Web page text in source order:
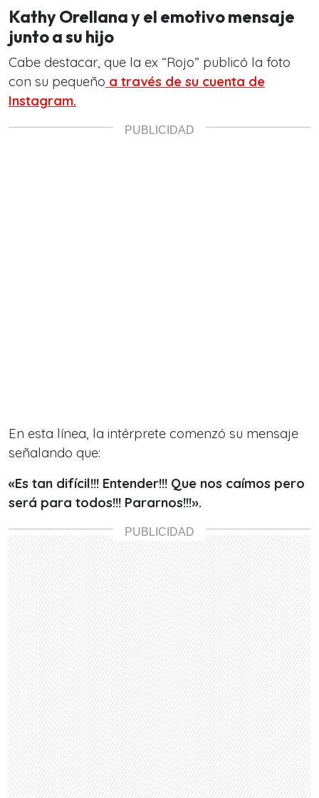
Kathy Orellana y el emotivo mensaje
junto a su hijo
Cabe destacar, que la ex “Rojo” publicó la foto
con su pequeño a través de su cuenta de
Instagram.
En esta línea, la intérprete comenzó su mensaje
señalando que:
«Es tan difícil!!! Entender!!! Que nos caímos pero
será para todos!!! Pararnos!!!».